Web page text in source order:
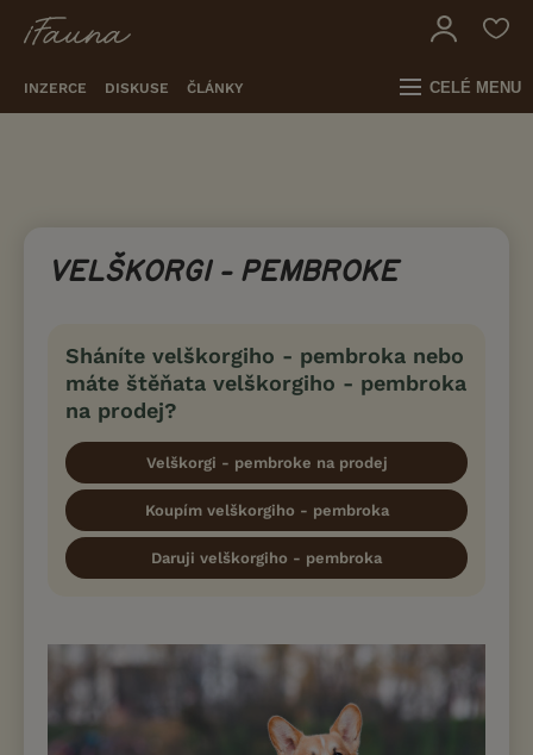
INZERCE DISKUSE ČLÁNKY CELÉ MENU
VELŠKORGI - PEMBROKE
Sháníte velškorgiho - pembroka nebo
máte štěňata velškorgiho - pembroka
na prodej?
Velškorgi - pembroke na prodej
Koupím velškorgiho - pembroka
Daruji velškorgiho - pembroka